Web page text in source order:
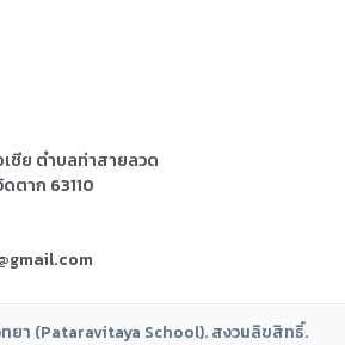
เชีย ตำบลท่าสายลวด
ตาก 63110
ทยา (Pataravitaya School). สงวนลิขสิทธิ์.